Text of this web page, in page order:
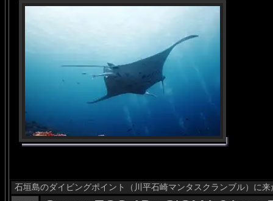
石垣島のダイビングポイント（川平石崎マンタスクランブル）に